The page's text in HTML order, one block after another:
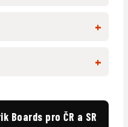
+
+
Boards pro ČR a SR